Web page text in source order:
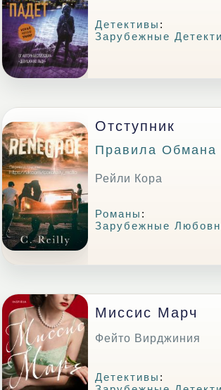
Детективы :
Зарубежные
Отступник
Правила Обмана
Рейли Кора
Романы :
Зарубежные
Миссис Марч
Фейто Вирджиния
Детективы :